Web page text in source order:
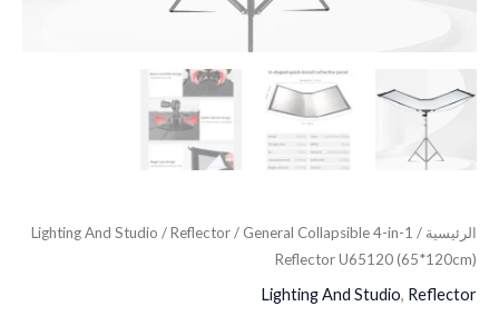
الرئيسية /
Lighting And Studio /Reflector/ General Collapsible 4-in-1
Reflector U65120 (65*120cm)
Lighting And Studio, Reflector